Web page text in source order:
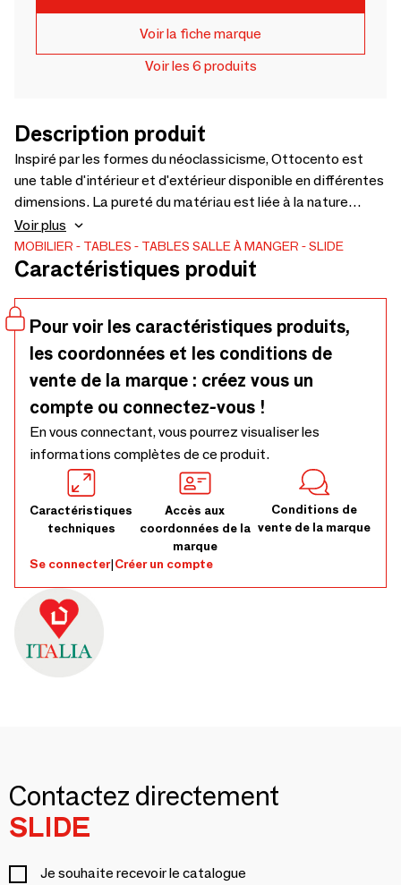
Voir la fiche marque
Voir les 6 produits
Description produit
Inspiré par les formes du néoclassicisme, Ottocento est
une table d'intérieur et d'extérieur disponible en différentes
dimensions. La pureté du matériau est liée à la nature
classique des formes, qui rappellent le luxe du marbre et
l'élégance des couleurs sombres. Grâce à une collaboration
entre le designer et notre département de production,
Voir plus
MOBILIER TABLES TABLES SALLE À MANGER SLIDE
Caractéristiques produit
Pour voir les caractéristiques produits,
les coordonnées et les conditions de
vente de la marque : créez vous un
compte ou connectez-vous !
En vous connectant, vous pourrez visualiser les
informations complètes de ce produit.
Caractéristiques
techniques
Accès aux
coordonnées de la
marque
Conditions de
vente de la marque
Se connecter|Créer un compte
Contactez directement
SLIDE
Je souhaite recevoir le catalogue